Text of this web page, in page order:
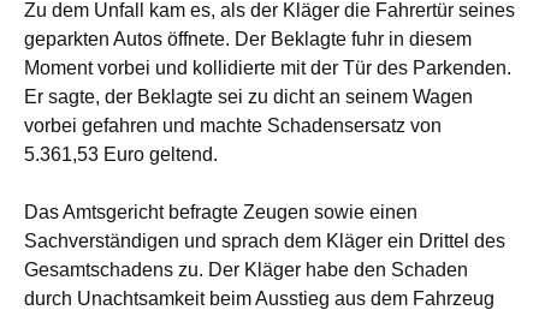
Zu dem Unfall kam es, als der Kläger die Fahrertür seines
geparkten Autos öffnete. Der Beklagte fuhr in diesem
Moment vorbei und kollidierte mit der Tür des Parkenden.
Er sagte, der Beklagte sei zu dicht an seinem Wagen
vorbei gefahren und machte Schadensersatz von
5.361,53 Euro geltend.
Das Amtsgericht befragte Zeugen sowie einen
Sachverständigen und sprach dem Kläger ein Drittel des
Gesamtschadens zu. Der Kläger habe den Schaden
durch Unachtsamkeit beim Ausstieg aus dem Fahrzeug